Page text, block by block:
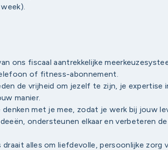
ons fiscaal aantrekkelijke
of fitness-abonnement.
de vrijheid om jezelf te zijn, je expertise
manier.
denken met je mee, zodat je werk bij jouw
ondersteunen elkaar en verbeteren
alles om liefdevolle, persoonlijke zorg